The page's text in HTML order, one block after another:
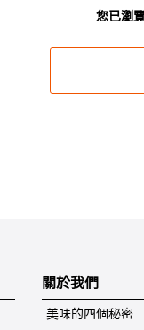
您已瀏
關於我們
美味的四個秘密